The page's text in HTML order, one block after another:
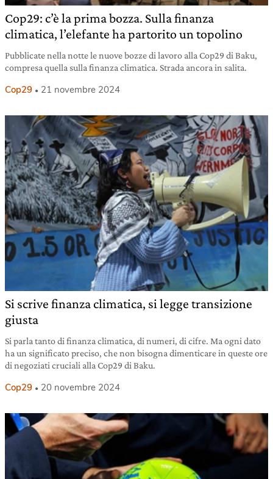
Cop29: c’è la prima bozza. Sulla finanza
climatica, l’elefante ha partorito un topolino
Pubblicate nella notte le nuove bozze di lavoro alla Cop29 di Baku,
compresa quella sulla finanza climatica. Strada ancora in salita.
Cop29 21 novembre 2024
Si scrive finanza climatica, si legge transizione
giusta
Si parla tanto di finanza climatica, di numeri, di cifre. Ma ogni dato
ha un significato preciso, che non bisogna dimenticare in queste ore
di negoziati cruciali alla Cop29 di Baku.
Cop29 20 novembre 2024